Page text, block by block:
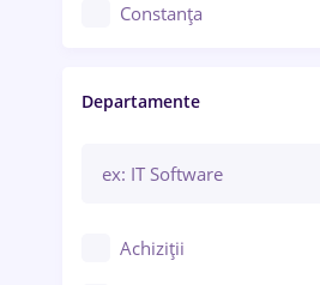
Constanța
Brașov
Bacău
Galați (Galați)
Departamente
Achiziții